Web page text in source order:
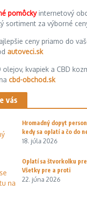
pomôckyinternetový
sortiment za výborné
ceny priamo do
autoveci.sk
olejov, kvapiek a CBD
cbd-obchod.sk
vás
Hromadný dopyt
kedy sa oplatí a čo do
18. júla 2026
Oplatí sa štvorkolku
Všetky pre a proti
22. júna 2026